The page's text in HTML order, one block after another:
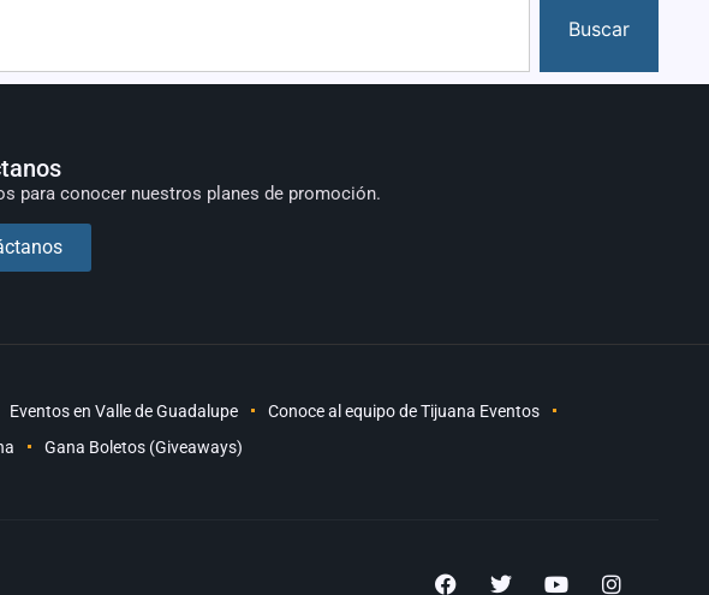
Buscar
para conocer nuestros planes de promoción.
Eventos en Valle de Guadalupe
Conoce al equipo de Tijuana Eventos
Gana Boletos (Giveaways)